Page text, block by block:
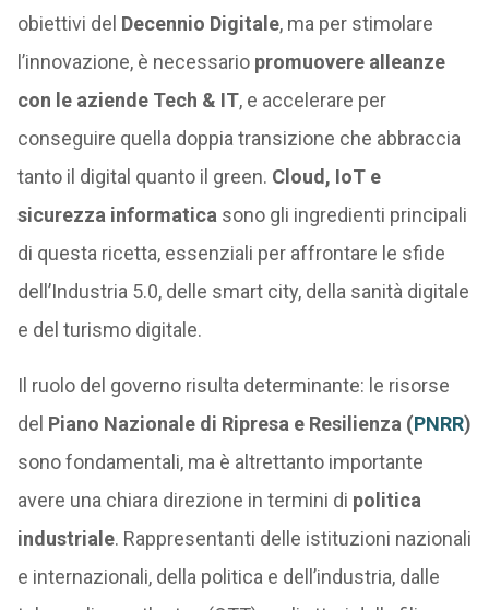
obiettivi del Decennio Digitale, ma per stimolare
l’innovazione, è necessario promuovere alleanze
con le aziende Tech & IT, e accelerare per
conseguire quella doppia transizione che abbraccia
tanto il digital quanto il green. Cloud, IoT e
sicurezza informatica sono gli ingredienti principali
di questa ricetta, essenziali per affrontare le sfide
dell’Industria 5.0, delle smart city, della sanità digitale
e del turismo digitale.
Il ruolo del governo risulta determinante: le risorse
del Piano Nazionale di Ripresa e Resilienza (PNRR)
sono fondamentali, ma è altrettanto importante
avere una chiara direzione in termini di politica
industriale. Rappresentanti delle istituzioni nazionali
e internazionali, della politica e dell’industria, dalle